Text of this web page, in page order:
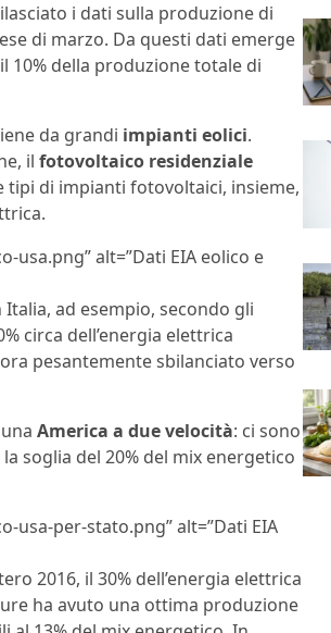
i dati sulla produzione di
di marzo. Da questi dati emerge
10% della produzione totale di
da grandi impianti eolici.
il fotovoltaico residenziale
di impianti fotovoltaici, insieme,
alt=”Dati EIA eolico e
ad esempio, secondo gli
circa dell’energia elettrica
pesantemente sbilanciato verso
America a due velocità: ci sono
soglia del 20% del mix energetico
per-stato.png” alt=”Dati EIA
2016, il 30% dell’energia elettrica
ha avuto una ottima produzione